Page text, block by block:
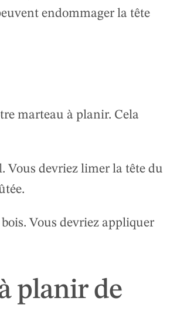
endommager la tête
marteau à planir. Cela
Vous devriez limer la tête du
Vous devriez appliquer
planir de